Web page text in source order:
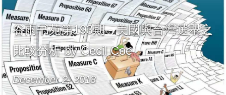
谷雨书苑第193期 - 美國與台灣選舉之
比較分析 by Cecil Coe
December 2, 2018